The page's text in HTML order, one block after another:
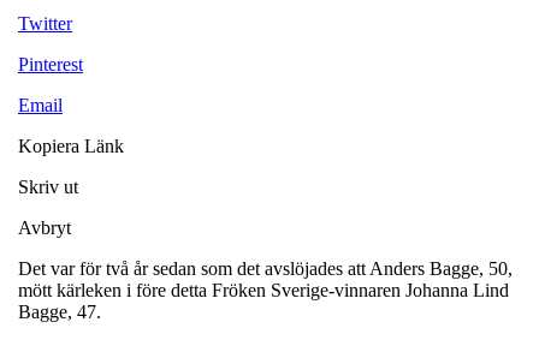
Twitter
Pinterest
Email
Kopiera Länk
Skriv ut
Avbryt
Det var för två år sedan som det avslöjades att Anders Bagge, 50,
mött kärleken i före detta Fröken Sverige-vinnaren Johanna Lind
Bagge, 47.